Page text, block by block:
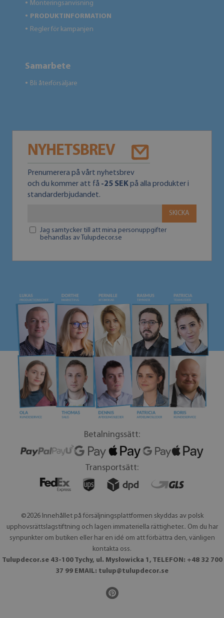
● Monteringsanvisning
● PRODUKTINFORMATION
● Regler för kampanjen
Samarbete
● Bli återförsäljare
NYHETSBREV
Prenumerera på vårt nyhetsbrev
och du kommer att få -25 SEKpå alla produkter i
standarderbjudandet.
SKICKA
Jag samtycker till att mina personuppgifter
behandlas av Tulupdecor.se
Betalningssätt:
Transportsätt:
©2026 Innehållet på försäljningsplattformen skyddas av polsk
upphovsrättslagstiftning och lagen immateriella rättigheter.. Om du har
synpunkter om butiken eller har en idé om att förbättra den, vänligen
kontakta oss.
Tulupdecor.se 43-100 Tychy, ul. Mysłowicka 1, TELEFON: +48 32 700
37 99 EMAIL: tulup@tulupdecor.se